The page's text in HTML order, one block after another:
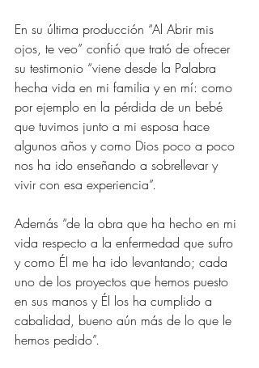
En su última producción “Al Abrir mis
ojos, te veo” confió que trató de ofrecer
su testimonio “viene desde la Palabra
hecha vida en mi familia y en mí: como
por ejemplo en la pérdida de un bebé
que tuvimos junto a mi esposa hace
algunos años y como Dios poco a poco
nos ha ido enseñando a sobrellevar y
vivir con esa experiencia”.
Además “de la obra que ha hecho en mi
vida respecto a la enfermedad que sufro
y como Él me ha ido levantando; cada
uno de los proyectos que hemos puesto
en sus manos y Él los ha cumplido a
cabalidad, bueno aún más de lo que le
hemos pedido”.